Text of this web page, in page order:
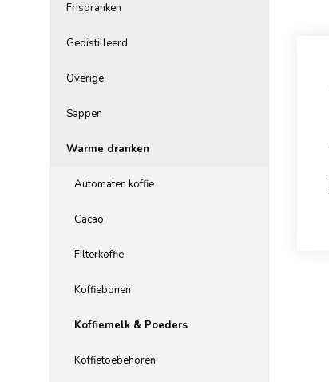
Frisdranken
Gedistilleerd
Overige
Sappen
Warme dranken
Automaten koffie
Cacao
Filterkoffie
Koffiebonen
Koffiemelk & Poeders
Koffietoebehoren